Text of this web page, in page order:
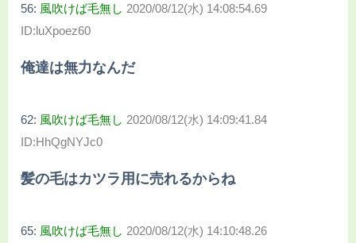
56: 風吹けば毛無し 2020/08/12(水) 14:08:54.69
ID:luXpoez60
俺達は無力なんだ
62: 風吹けば毛無し 2020/08/12(水) 14:09:41.84
ID:HhQgNYJc0
髪の毛はカツラ用に売れるからね
65: 風吹けば毛無し 2020/08/12(水) 14:10:48.26